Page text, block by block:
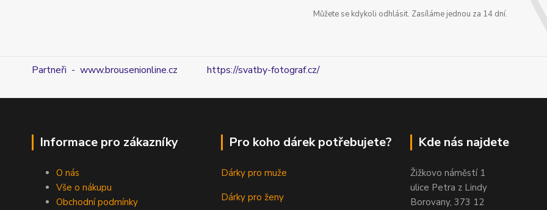
Můžete se kdykoli odhlásit. Zasíláme jednou za 14 dní.
Partneři - www.brousenionline.cz https://svatby-fotograf.cz/
Informace pro zákazníky
O nás
Vše o nákupu
Obchodní podmínky
Pro koho dárek potřebujete?
Dárky pro muže
Dárky pro ženy
Kde nás najdete
Žižkovo náměstí 1
ulice Petra z Lindy
Borovany, 373 12